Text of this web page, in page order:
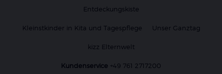
Entdeckungskiste
Kleinstkinder in Kita und Tagespflege Unser Ganztag
kizz Elternwelt
Kundenservice +49 761 2717200